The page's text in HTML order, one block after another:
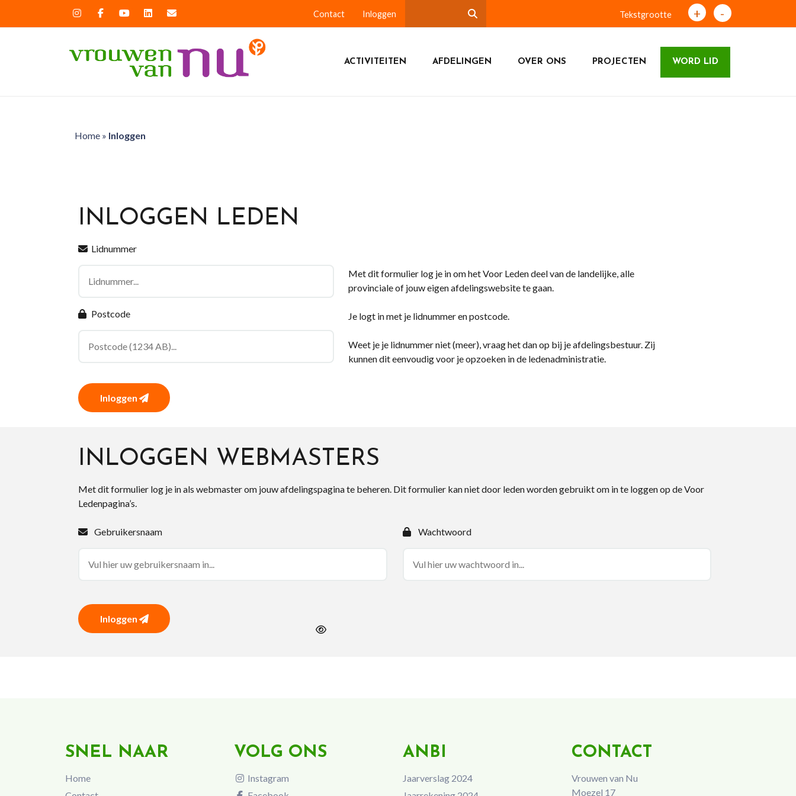
Contact Inloggen Tekstgrootte + -
ACTIVITEITEN AFDELINGEN OVER ONS PROJECTEN WORD LID
Home» Inloggen
INLOGGEN LEDEN
Lidnummer
Postcode
Inloggen
Met dit formulier log je in om het Voor Leden deel van de landelijke, alle
provinciale of jouw eigen afdelingswebsite te gaan.
Je logt in met je lidnummer en postcode.
Weet je je lidnummer niet (meer), vraag het dan op bij je afdelingsbestuur. Zij
kunnen dit eenvoudig voor je opzoeken in de ledenadministratie.
INLOGGEN WEBMASTERS
Met dit formulier log je in als webmaster om jouw afdelingspagina te beheren. Dit formulier kan niet door leden worden gebruikt om in te loggen op de Voor
Ledenpagina’s.
Gebruikersnaam Wachtwoord
Inloggen
SNEL NAAR
Home
VOLG ONS
Instagram
ANBI
Jaarverslag 2024
CONTACT
Vrouwen van Nu
Moezel 17